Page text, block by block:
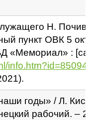
Н.
пункт ОВК 5
«Мемориал» :
годы» / Л.
рабочий. –